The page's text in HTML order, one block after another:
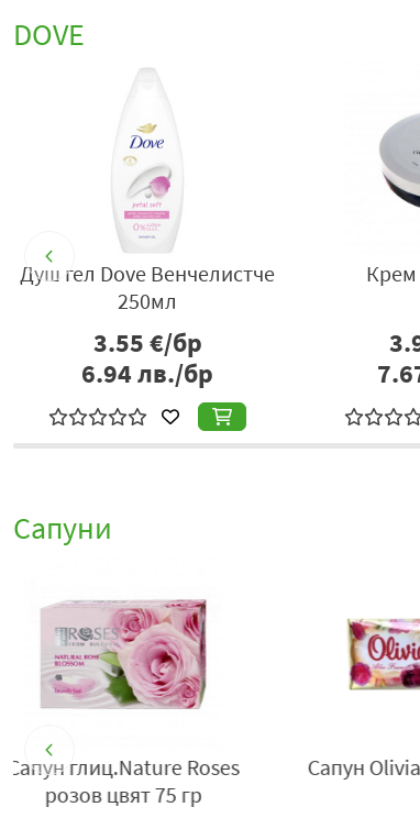
DOVE
Душ гел Dove Венчелистче
250мл
3.55€/бр
6.94лв./бр
Крем
Сапуни
Сапун Тео Milk Rich Ultra
Hygiene 90гр
Сапун